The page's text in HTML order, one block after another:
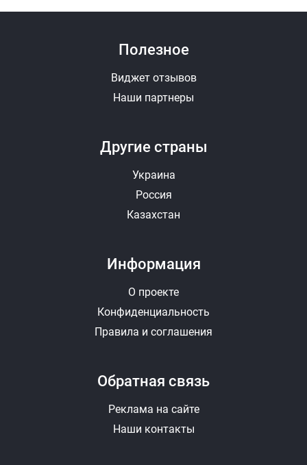
Другие страны
Украина
Россия
Казахстан
Полезное
Виджет отзывов
Наши партнеры
Информация
О проекте
Конфиденциальность
Правила и соглашения
Обратная связь
Реклама на сайте
Наши контакты